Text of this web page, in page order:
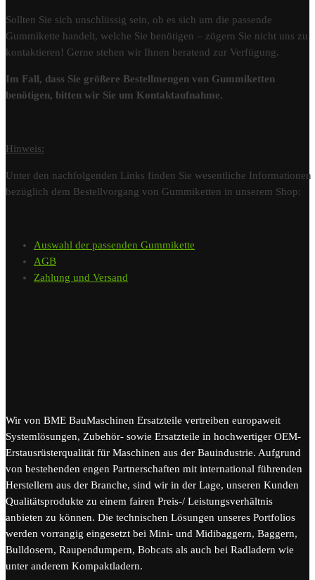
Sollten Sie sich unschlüssig sein, ob es sich um die passende
Gummikette handelt, welche Sie benötigen – zögern Sie nicht uns zu
kontaktieren! Gerne stehen wir Ihnen beratend zur Verfügung.
Im Fall, dass Sie größere Bestellmengen von Gummiketten
benötigen, bitten wir Sie um Kontaktaufnahme.
Hinweis:
Unter den nachfolgenden Links finden Sie wesentliche Informationen
bezüglich dem Bestellvorgang von Gummiketten in unserem Shop:
Auswahl der passenden Gummikette
AGB
Zahlung und Versand
Wir von BME BauMaschinen Ersatzteile vertreiben europaweit
Systemlösungen, Zubehör- sowie Ersatzteile in hochwertiger OEM-
Erstausrüsterqualität für Maschinen aus der Bauindustrie. Aufgrund
von bestehenden engen Partnerschaften mit international führenden
Herstellern aus der Branche, sind wir in der Lage, unseren Kunden
Qualitätsprodukte zu einem fairen Preis-/ Leistungsverhältnis
anbieten zu können. Die technischen Lösungen unseres Portfolios
werden vorrangig eingesetzt bei Mini- und Midibaggern, Baggern,
Bulldosern, Raupendumpern, Bobcats als auch bei Radladern wie
unter anderem Kompaktladern.